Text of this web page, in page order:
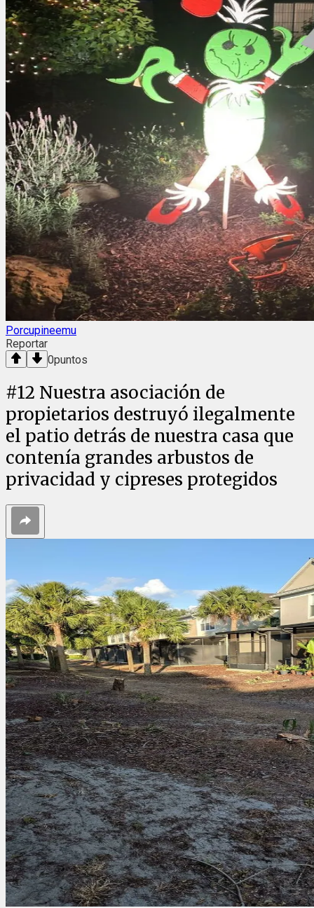
Porcupineemu
Reportar
0puntos
#12 Nuestra asociación de
propietarios destruyó ilegalmente
el patio detrás de nuestra casa que
contenía grandes arbustos de
privacidad y cipreses protegidos